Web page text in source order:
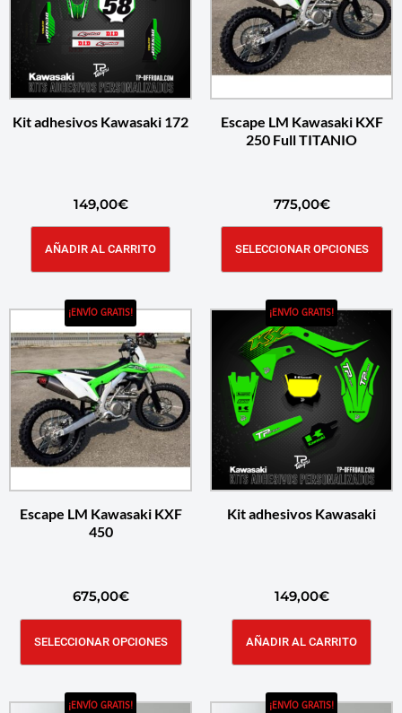
Kit adhesivos Kawasaki 172
149,00€
AÑADIR AL CARRITO
Escape LM Kawasaki KXF
250 Full TITANIO
775,00€
SELECCIONAR OPCIONES
¡ENVÍO GRATIS!
Escape LM Kawasaki KXF
450
675,00€
SELECCIONAR OPCIONES
¡ENVÍO GRATIS!
Kit adhesivos Kawasaki
149,00€
AÑADIR AL CARRITO
¡ENVÍO GRATIS! ¡ENVÍO GRATIS!